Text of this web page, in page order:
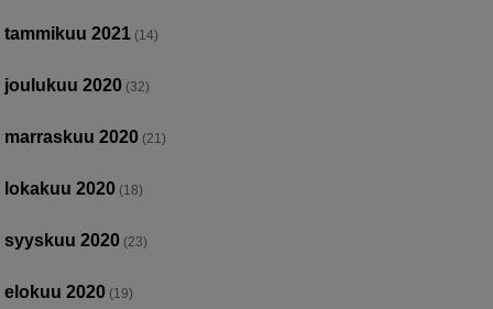
tammikuu 2021 (14)
joulukuu 2020 (32)
marraskuu 2020 (21)
lokakuu 2020 (18)
syyskuu 2020 (23)
elokuu 2020 (19)